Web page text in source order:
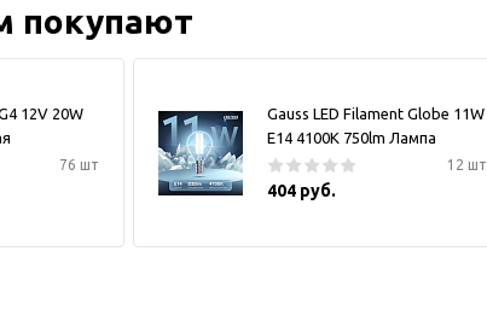
покупают
12V 20W
76 шт
Gauss LED Filament Globe 11W
E14 4100K 750lm Лампа
12 шт
404 руб.